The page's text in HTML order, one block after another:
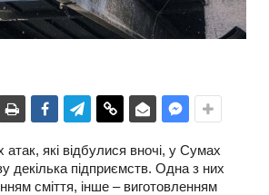
атак, які відбулися вночі, у Сумах
декілька підприємств. Одна з них
сміття, інше – виготовленням